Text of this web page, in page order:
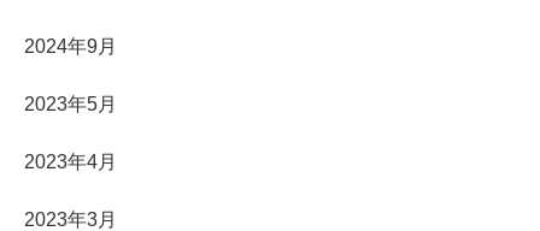
2024年9月
2023年5月
2023年4月
2023年3月